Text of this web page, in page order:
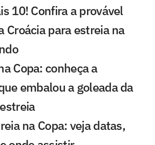
10! Confira a provável
Croácia para estreia na
Copa: conheça a
embalou a goleada da
na Copa: veja datas,